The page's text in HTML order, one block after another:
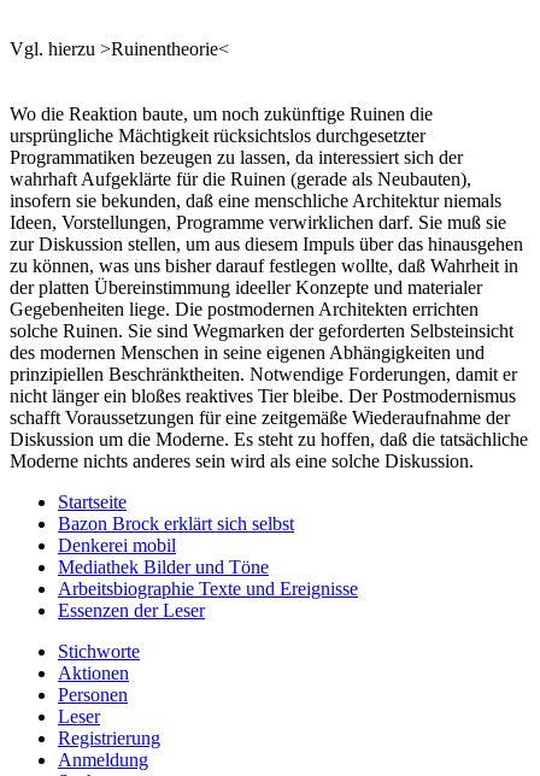
Vgl. hierzu >Ruinentheorie<
Wo die Reaktion baute, um noch zukünftige Ruinen die
ursprüngliche Mächtigkeit rücksichtslos durchgesetzter
Programmatiken bezeugen zu lassen, da interessiert sich der
wahrhaft Aufgeklärte für die Ruinen (gerade als Neubauten),
insofern sie bekunden, daß eine menschliche Architektur niemals
Ideen, Vorstellungen, Programme verwirklichen darf. Sie muß sie
zur Diskussion stellen, um aus diesem Impuls über das hinausgehen
zu können, was uns bisher darauf festlegen wollte, daß Wahrheit in
der platten Übereinstimmung ideeller Konzepte und materialer
Gegebenheiten liege. Die postmodernen Architekten errichten
solche Ruinen. Sie sind Wegmarken der geforderten Selbsteinsicht
des modernen Menschen in seine eigenen Abhängigkeiten und
prinzipiellen Beschränktheiten. Notwendige Forderungen, damit er
nicht länger ein bloßes reaktives Tier bleibe. Der Postmodernismus
schafft Voraussetzungen für eine zeitgemäße Wiederaufnahme der
Diskussion um die Moderne. Es steht zu hoffen, daß die tatsächliche
Moderne nichts anderes sein wird als eine solche Diskussion.
Startseite
Bazon Brock erklärt sich selbst
Denkerei mobil
Mediathek Bilder und Töne
Arbeitsbiographie Texte und Ereignisse
Essenzen der Leser
Stichworte
Aktionen
Personen
Leser
Registrierung
Anmeldung